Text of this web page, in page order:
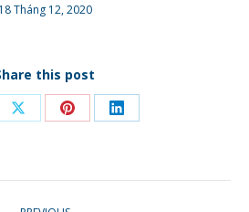
18 Tháng 12, 2020
this post
Share Share Share